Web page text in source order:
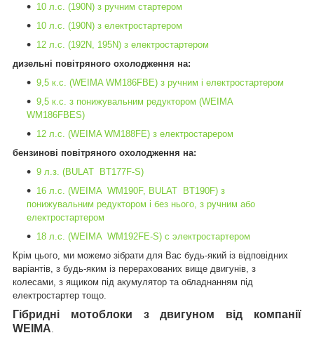
10 л.с. (190N) з ручним стартером
10 л.с. (190N) з електростартером
12 л.с. (192N, 195N) з електростартером
дизельні повітряного охолодження на:
9,5 к.с. (WEIMA WM186FBE) з ручним і електростартером
9,5 к.с. з понижувальним редуктором (WEIMA
WM186FBES)
12 л.с. (WEIMA WM188FE) з електростарером
бензинові повітряного охолодження на:
9 л з . (BULAT BТ177F-S)
16 л.с. (WEIMA WM190F, BULAT BТ190F) з
понижувальним редуктором і без нього, з ручним або
електростартером
18 л.с. (WEIMA WM192FE-S) с электростартером
Крім цього, ми можемо зібрати для Вас будь-який із відповідних
варіантів, з будь-яким із перерахованих вище двигунів, з
колесами, з ящиком під акумулятор та обладнанням під
електростартер тощо.
Гібридні мотоблоки з двигуном від компанії
WEIMA